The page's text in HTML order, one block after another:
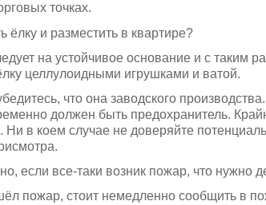
точках.
ёлку и разместить в квартире?
на устойчивое основание и с таким
целлулоидными игрушками и ватой.
что она заводского
должен быть предохранитель.
Ни в коем случае не доверяйте
если все-таки возник пожар, что нужно
пожар, стоит немедленно сообщить в